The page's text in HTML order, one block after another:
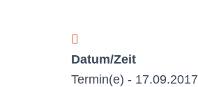
Datum/Zeit
Termin(e) - 17.09.2017